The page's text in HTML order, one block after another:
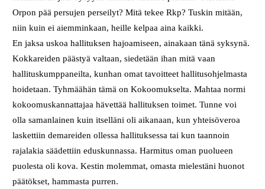
Orpon pää persujen perseilyt? Mitä tekee Rkp? Tuskin mitään,
niin kuin ei aiemminkaan, heille kelpaa aina kaikki.
En jaksa uskoa hallituksen hajoamiseen, ainakaan tänä syksynä.
Kokkareiden päästyä valtaan, siedetään ihan mitä vaan
hallituskumppaneilta, kunhan omat tavoitteet hallitusohjelmasta
hoidetaan. Tyhmäähän tämä on Kokoomukselta. Mahtaa normi
kokoomuskannattajaa hävettää hallituksen toimet. Tunne voi
olla samanlainen kuin itselläni oli aikanaan, kun yhteisöveroa
laskettiin demareiden ollessa hallituksessa tai kun taannoin
rajalakia säädettiin eduskunnassa. Harmitus oman puolueen
puolesta oli kova. Kestin molemmat, omasta mielestäni huonot
päätökset, hammasta purren.